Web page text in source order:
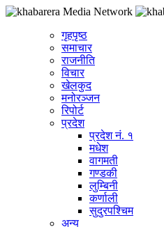
गृहपृष्ठ
समाचार
राजनीति
विचार
खेलकुद
मनोरञ्जन
रिपोर्ट
प्रदेश
प्रदेश नं. १
मधेश
वागमती
गण्डकी
लुम्बिनी
कर्णाली
सुदुरपश्चिम
अन्य